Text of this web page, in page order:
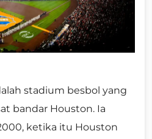
stadium besbol yang
bandar Houston. Ia
ketika itu Houston